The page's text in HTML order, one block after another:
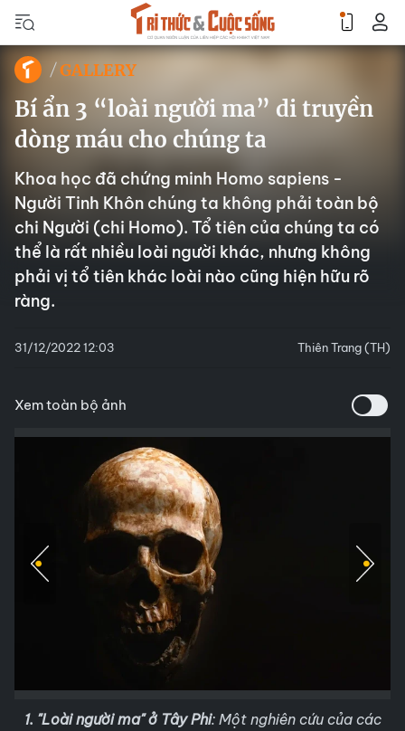
GALLERY
Bí ẩn 3 “loài người ma” di truyền
dòng máu cho chúng ta
Khoa học đã chứng minh Homo sapiens -
Người Tinh Khôn chúng ta không phải toàn bộ
chi Người (chi Homo). Tổ tiên của chúng ta có
thể là rất nhiều loài người khác, nhưng không
phải vị tổ tiên khác loài nào cũng hiện hữu rõ
ràng.
31/12/2022 12:03 Thiên Trang (TH)
Xem toàn bộ ảnh
1. "Loài người ma" ở Tây Phi: Một nghiên cứu của các